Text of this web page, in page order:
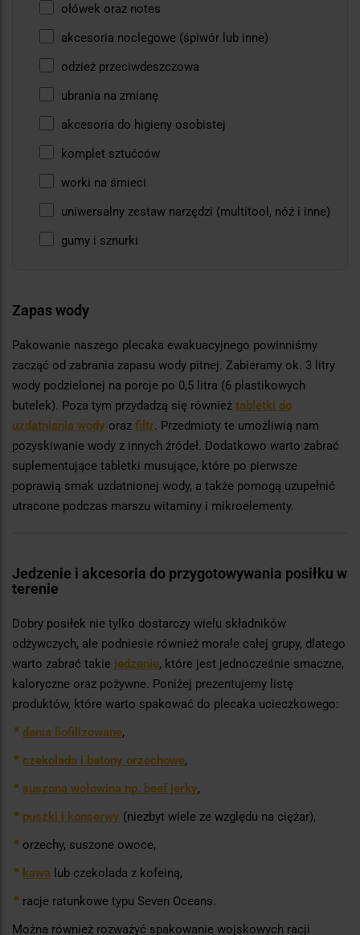
ołówek oraz notes
akcesoria noclegowe (śpiwór lub inne)
odzież przeciwdeszczowa
ubrania na zmianę
akcesoria do higieny osobistej
komplet sztućców
worki na śmieci
uniwersalny zestaw narzędzi (multitool, nóż i inne)
gumy i sznurki
Zapas wody
Pakowanie naszego plecaka ewakuacyjnego powinniśmy
zacząć od zabrania zapasu wody pitnej. Zabieramy ok. 3 litry
wody podzielonej na porcje po 0,5 litra (6 plastikowych
butelek). Poza tym przydadzą się również tabletki do
uzdatniania wody oraz filtr. Przedmioty te umożliwią nam
pozyskiwanie wody z innych źródeł. Dodatkowo warto zabrać
suplementujące tabletki musujące, które po pierwsze
poprawią smak uzdatnionej wody, a także pomogą uzupełnić
utracone podczas marszu witaminy i mikroelementy.
Jedzenie i akcesoria do przygotowywania posiłku w
terenie
Dobry posiłek nie tylko dostarczy wielu składników
odżywczych, ale podniesie również morale całej grupy, dlatego
warto zabrać takie jedzenie, które jest jednocześnie smaczne,
kaloryczne oraz pożywne. Poniżej prezentujemy listę
produktów, które warto spakować do plecaka ucieczkowego:
dania liofilizowane,
czekolada i batony orzechowe,
suszona wołowina np. beef jerky,
puszki i konserwy (niezbyt wiele ze względu na ciężar),
orzechy, suszone owoce,
kawa lub czekolada z kofeiną,
racje ratunkowe typu Seven Oceans.
Można również rozważyć spakowanie wojskowych racji